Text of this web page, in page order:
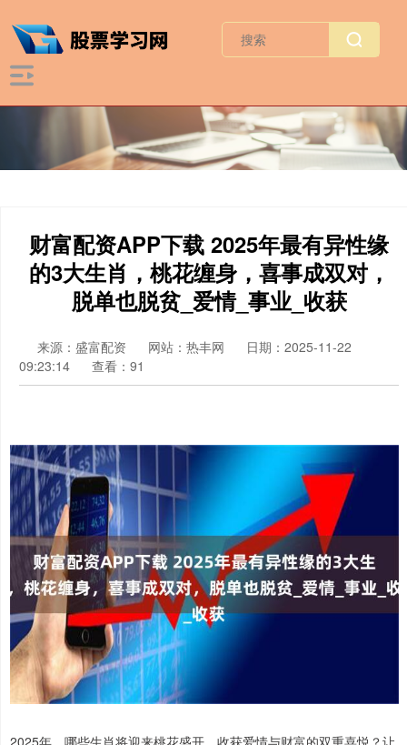
财富配资APP下载 2025年最有异性缘
的3大生肖，桃花缠身，喜事成双对，
脱单也脱贫_爱情_事业_收获
来源：盛富配资 网站：热丰网
日期：2025-11-22
09:23:14
查看：91